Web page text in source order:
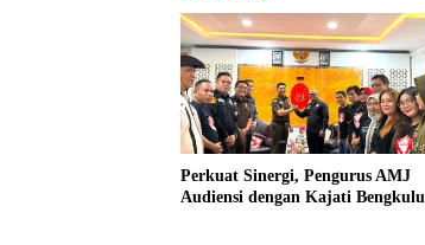
Perkuat Sinergi, Pengurus AMJ
Audiensi dengan Kajati Bengkulu